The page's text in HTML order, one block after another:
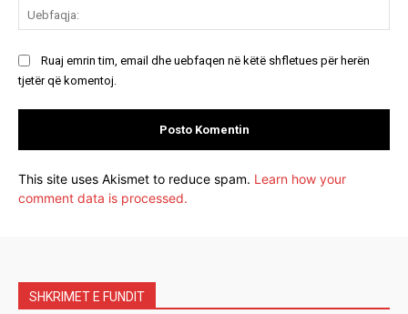
Ruaj emrin tim, email dhe uebfaqen në këtë shfletues për herën
tjetër që komentoj.
This site uses Akismet to reduce spam. Learn how your
comment data is processed.
SHKRIMET E FUNDIT